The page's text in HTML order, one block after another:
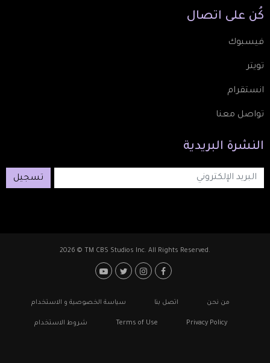
كُن على اتصال
فيسبوك
تويتر
انستقرام
تواصل معنا
النشرة البريدية
تسجيل
2026 © TM CBS Studios Inc. All Rights Reserved.
Footer: Social Media
Footerمن نحن اتصل بنا سياسة الخصوصية و الاستخدام
Privacy Policy
Terms of Use شروط الاستخدام